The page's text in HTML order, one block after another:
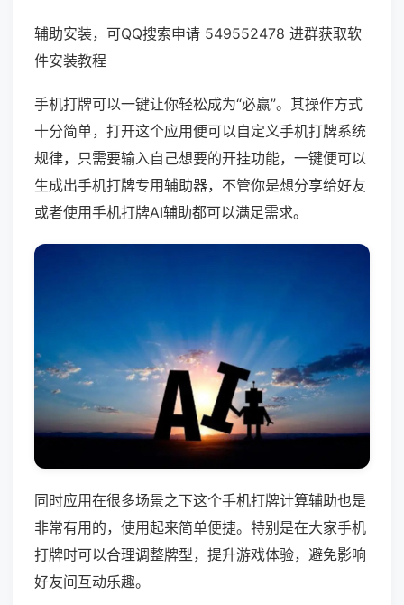
辅助安装，可QQ搜索申请 549552478 进群获取软
件安装教程
手机打牌可以一键让你轻松成为“必赢”。其操作方式
十分简单，打开这个应用便可以自定义手机打牌系统
规律，只需要输入自己想要的开挂功能，一键便可以
生成出手机打牌专用辅助器，不管你是想分享给好友
或者使用手机打牌AI辅助都可以满足需求。
同时应用在很多场景之下这个手机打牌计算辅助也是
非常有用的，使用起来简单便捷。特别是在大家手机
打牌时可以合理调整牌型，提升游戏体验，避免影响
好友间互动乐趣。